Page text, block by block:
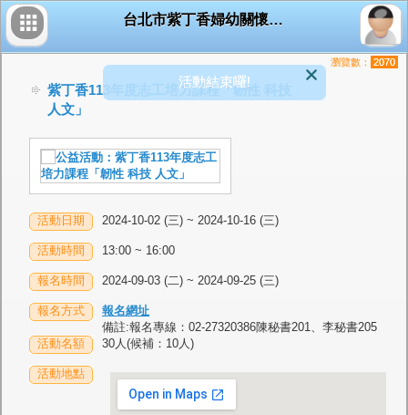
台北市紫丁香婦幼關懷協會
活動結束囉!
紫丁香113年度志工培力課程「韌性 科技
人文」
瀏覽數： 2070
活動日期 2024-10-02 (三) ~ 2024-10-16 (三)
活動時間 13:00 ~ 16:00
報名時間 2024-09-03 (二) ~ 2024-09-25 (三)
報名方式
報名網址
備註:報名專線：02-27320386陳秘書201、李秘書205
活動名額
30人(候補：10人)
活動地點